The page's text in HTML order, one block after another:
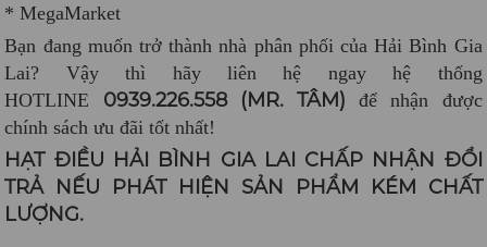
* MegaMarket
Bạn đang muốn trở thành nhà phân phối của Hải Bình Gia
Lai? Vậy thì hãy liên hệ ngay hệ thống
HOTLINE 0939.226.558 (MR. TÂM)để nhận được
chính sách ưu đãi tốt nhất!
HẠT ĐIỀU HẢI BÌNH GIA LAI CHẤP NHẬN ĐỔI
TRẢ NẾU PHÁT HIỆN SẢN PHẨM KÉM CHẤT
LƯỢNG.